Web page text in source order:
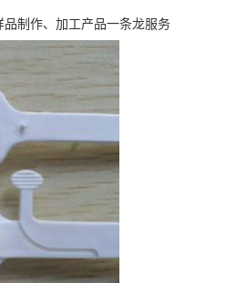
制作、加工产品一条龙服务